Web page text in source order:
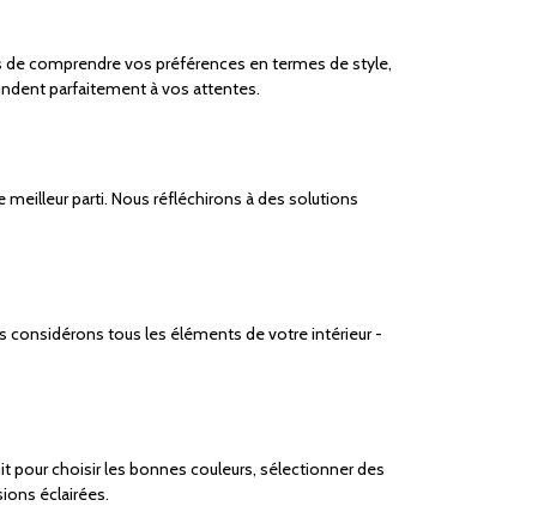
comprendre vos préférences en termes de style,
parfaitement à vos attentes.
parti. Nous réfléchirons à des solutions
considérons tous les éléments de votre intérieur -
pour choisir les bonnes couleurs, sélectionner des
éclairées.